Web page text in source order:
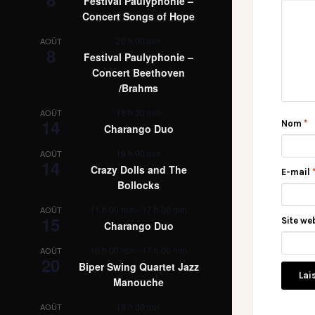
Concert Songs of Hope
AOÛT
8
20 h 00 min
Festival Paulyphonie –
Concert Beethoven
/Brahms
AOÛT
14
18 h 30 min
Charango Duo
AOÛT
14
19 h 00 min
Crazy Dolls and The
Bollocks
AOÛT
15
11 h 00 min - 17 h 00 min
Charango Duo
AOÛT
20
16 h 00 min - 17 h 00 min
Biper Swing Quartet Jazz
Manouche
AOÛT 19 h 30 min
Nom *
E-mail *
Site